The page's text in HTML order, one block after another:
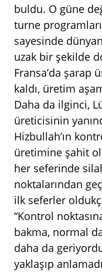
buldu. O güne
turne
sayesinde
uzak bir şekilde
Fransa’da şarap
kaldı, üretim
Daha da ilginci,
üreticisinin
Hizbullah’ın
üretimine şahit
her seferinde
noktalarından
ilk seferler
“Kontrol
bakma, normal
daha da
yaklaşıp